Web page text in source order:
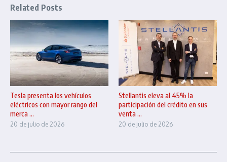
Related Posts
Tesla presenta los vehículos
eléctricos con mayor rango del
merca ...
20 de julio de 2026
Stellantis eleva al 45% la
participación del crédito en sus
venta ...
20 de julio de 2026